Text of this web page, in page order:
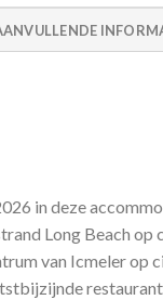
in deze
Long Beach op
van Icmeler op